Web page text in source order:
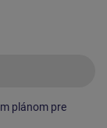
plánom pre